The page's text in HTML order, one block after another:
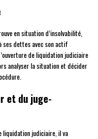
en situation d’insolvabilité,
ses dettes avec son actif
de liquidation judiciaire
analyser la situation et décider
et du juge-
liquidation judiciaire, il va